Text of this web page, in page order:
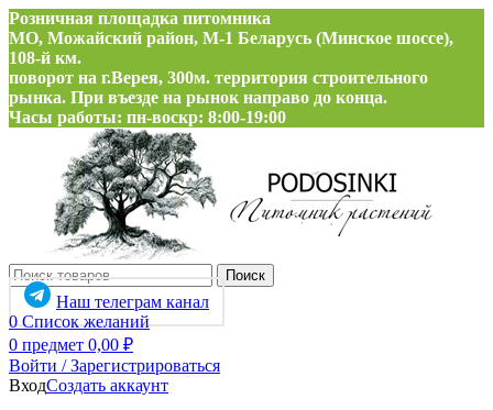
Розничная площадка питомника
МО, Можайский район, М-1 Беларусь (Минское шоссе),
108-й км.
поворот на г.Верея, 300м. территория строительного
рынка. При въезде на рынок направо до конца.
Часы работы: пн-воскр: 8:00-19:00
Поиск
Наш телеграм канал
0 Список желаний
0 предмет 0,00 ₽
Войти / Зарегистрироваться
ВходСоздать аккаунт